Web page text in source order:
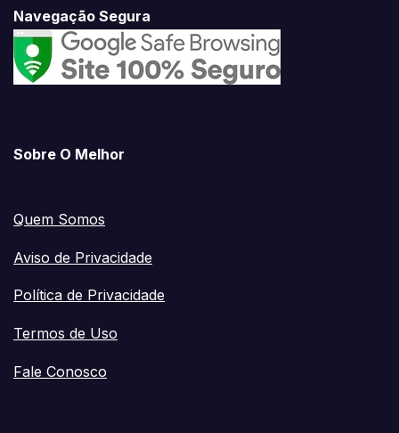
Navegação Segura
Sobre O Melhor
Quem Somos
Aviso de Privacidade
Política de Privacidade
Termos de Uso
Fale Conosco